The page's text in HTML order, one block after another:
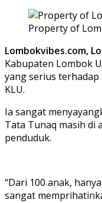
Property of
Lombokvibes.com,
Kabupaten Lombok
yang serius terhadap
KLU.
Ia sangat
Tata Tunaq masih di
penduduk.
“Dari 100 anak,
sangat